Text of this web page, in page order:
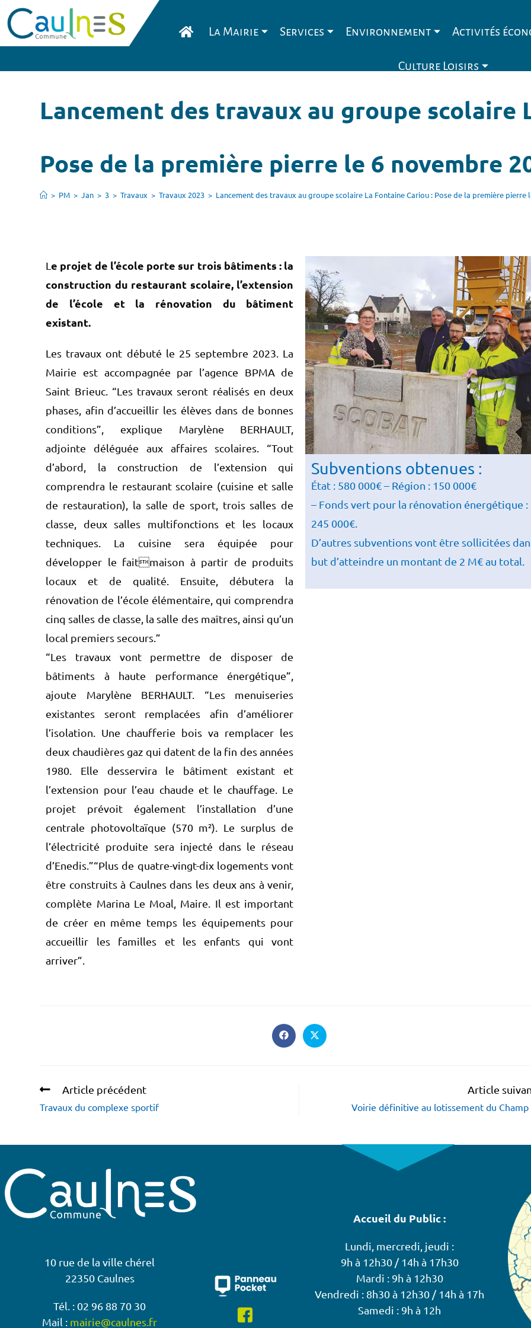
La Mairie Services Environnement Activités
Culture Loisirs
Lancement des travaux au groupe scolaire
Pose de la première pierre le 6 novembre
> PM > Jan > 3 > Travaux > Travaux 2023 > Lancement des travaux au groupe scolaire La Fontaine Cariou : Pose de la première pierre
Le projet de l’école porte sur trois bâtiments : la
construction du restaurant scolaire, l’extension
de l’école et la rénovation du bâtiment
existant.
Les travaux ont débuté le 25 septembre 2023. La
Mairie est accompagnée par l’agence BPMA de
Saint Brieuc. “Les travaux seront réalisés en deux
phases, afin d’accueillir les élèves dans de bonnes
conditions”, explique Marylène BERHAULT,
adjointe déléguée aux affaires scolaires. “Tout
d’abord, la construction de l’extension qui
comprendra le restaurant scolaire (cuisine et salle
de restauration), la salle de sport, trois salles de
classe, deux salles multifonctions et les locaux
techniques. La cuisine sera équipée pour
développer le faitmaison à partir de produits
locaux et de qualité. Ensuite, débutera la
rénovation de l’école élémentaire, qui comprendra
cinq salles de classe, la salle des maîtres, ainsi qu’un
local premiers secours.”
“Les travaux vont permettre de disposer de
bâtiments à haute performance énergétique”,
ajoute Marylène BERHAULT. “Les menuiseries
existantes seront remplacées afin d’améliorer
l’isolation. Une chaufferie bois va remplacer les
deux chaudières gaz qui datent de la fin des années
1980. Elle desservira le bâtiment existant et
l’extension pour l’eau chaude et le chauffage. Le
projet prévoit également l’installation d’une
centrale photovoltaïque (570 m²). Le surplus de
l’électricité produite sera injecté dans le réseau
d’Enedis.”“Plus de quatre-vingt-dix logements vont
être construits à Caulnes dans les deux ans à venir,
complète Marina Le Moal, Maire. Il est important
de créer en même temps les équipements pour
accueillir les familles et les enfants qui vont
arriver”.
Subventions obtenues :
État : 580 000€ – Région : 150 000€
– Fonds vert pour la rénovation énergétique :
245 000€.
D’autres subventions vont être sollicitées
but d’atteindre un montant de 2 M€ au total.
Article précédent
Travaux du complexe sportif
Article
Voirie définitive au lotissement du Champ
10 rue de la ville chérel
22350 Caulnes
Tél. : 02 96 88 70 30
Mail : mairie@caulnes.fr
Accueil du Public :
Lundi, mercredi, jeudi :
9h à 12h30 / 14h à 17h30
Mardi : 9h à 12h30
Vendredi : 8h30 à 12h30 / 14h à 17h
Samedi : 9h à 12h